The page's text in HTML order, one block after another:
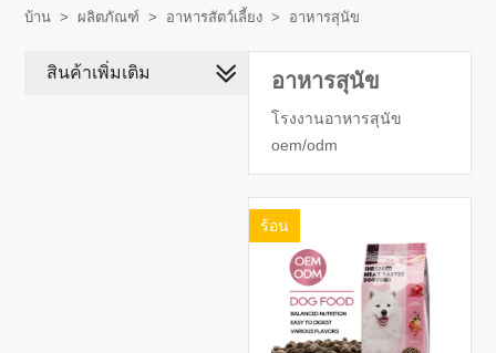
บ้าน > ผลิตภัณฑ์ > อาหารสัตว์เลี้ยง > อาหารสุนัข
อาหารสุนัข
โรงงานอาหารสุนัข
oem/odm
ร้อน
สินค้าเพิ่มเติม